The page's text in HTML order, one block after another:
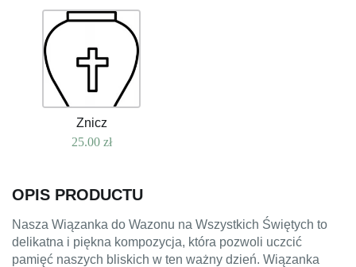
Znicz
25.00 zł
OPIS PRODUCTU
Nasza Wiązanka do Wazonu na Wszystkich Świętych to
delikatna i piękna kompozycja, która pozwoli uczcić
pamięć naszych bliskich w ten ważny dzień. Wiązanka